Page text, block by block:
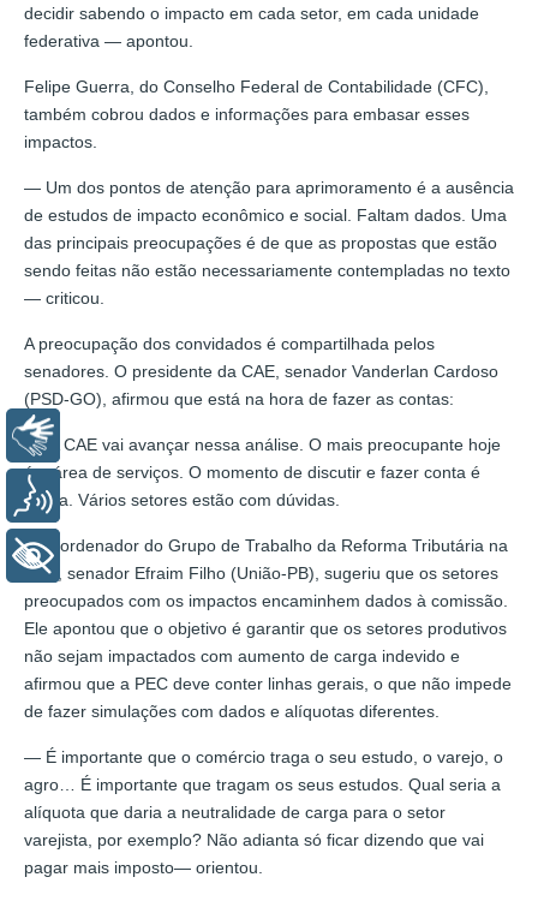
decidir sabendo o impacto em cada setor, em cada unidade
federativa — apontou.
Felipe Guerra, do Conselho Federal de Contabilidade (CFC),
também cobrou dados e informações para embasar esses
impactos.
— Um dos pontos de atenção para aprimoramento é a ausência
de estudos de impacto econômico e social. Faltam dados. Uma
das principais preocupações é de que as propostas que estão
sendo feitas não estão necessariamente contempladas no texto
— criticou.
A preocupação dos convidados é compartilhada pelos
senadores. O presidente da CAE, senador Vanderlan Cardoso
(PSD-GO), afirmou que está na hora de fazer as contas:
— A CAE vai avançar nessa análise. O mais preocupante hoje
é a área de serviços. O momento de discutir e fazer conta é
agora. Vários setores estão com dúvidas.
O coordenador do Grupo de Trabalho da Reforma Tributária na
CAE, senador Efraim Filho (União-PB), sugeriu que os setores
preocupados com os impactos encaminhem dados à comissão.
Ele apontou que o objetivo é garantir que os setores produtivos
não sejam impactados com aumento de carga indevido e
afirmou que a PEC deve conter linhas gerais, o que não impede
de fazer simulações com dados e alíquotas diferentes.
— É importante que o comércio traga o seu estudo, o varejo, o
agro… É importante que tragam os seus estudos. Qual seria a
alíquota que daria a neutralidade de carga para o setor
varejista, por exemplo? Não adianta só ficar dizendo que vai
pagar mais imposto— orientou.
Libras
Voz
+ Acessibilidade